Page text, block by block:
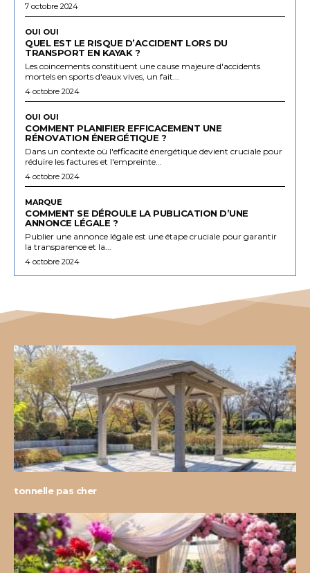
7 octobre 2024
OUI OUI
QUEL EST LE RISQUE D’ACCIDENT LORS DU
TRANSPORT EN KAYAK ?
Les coincements constituent une cause majeure d'accidents
mortels en sports d'eaux vives, un fait...
4 octobre 2024
OUI OUI
COMMENT PLANIFIER EFFICACEMENT UNE
RÉNOVATION ÉNERGÉTIQUE ?
Dans un contexte où l'efficacité énergétique devient cruciale pour
réduire les factures et l'empreinte...
4 octobre 2024
MARQUE
COMMENT SE DÉROULE LA PUBLICATION D’UNE
ANNONCE LÉGALE ?
Publier une annonce légale est une étape cruciale pour garantir
la transparence et la...
4 octobre 2024
tonnelle pas cher